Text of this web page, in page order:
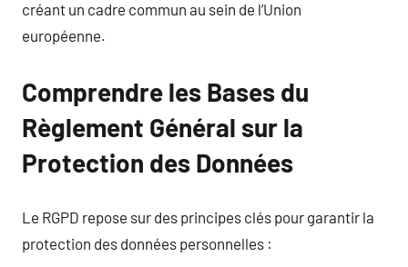
créant un cadre commun au sein de l’Union
européenne.
Comprendre les Bases du
Règlement Général sur la
Protection des Données
Le RGPD repose sur des principes clés pour garantir la
protection des données personnelles :